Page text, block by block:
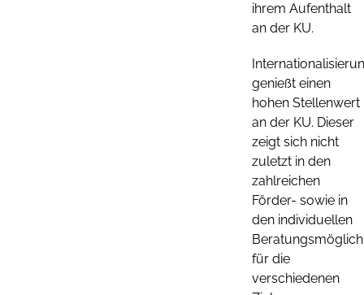
ihrem Aufenthalt
an der KU.
genießt einen
hohen Stellenwert
an der KU. Dieser
zeigt sich nicht
zuletzt in den
zahlreichen
Förder- sowie in
den individuellen
für die
verschiedenen